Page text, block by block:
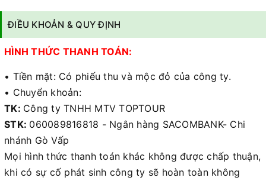
ĐIỀU KHOẢN & QUY ĐỊNH
HÌNH THỨC THANH TOÁN:
• Tiền mặt: Có phiếu thu và mộc đỏ của công ty.
• Chuyển khoản:
TK: Công ty TNHH MTV TOPTOUR
STK: 060089816818 - Ngân hàng SACOMBANK- Chi
nhánh Gò Vấp
Mọi hình thức thanh toán khác không được chấp thuận,
khi có sự cố phát sinh công ty sẽ hoàn toàn không